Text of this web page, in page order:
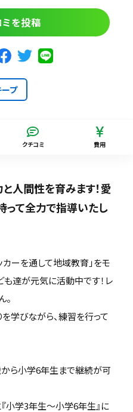
ミを投稿
ープ
クチコミ 費用
人間性を育みます！愛
って全力で指導いたし
カーを通して地域教育」をモ
も達が元気に活動中です！レ
。
を学びながら、練習を行って
から小学6年生まで継続が可
小学3年生～小学6年生』に